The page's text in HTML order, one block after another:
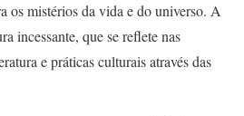
os mistérios da vida e do universo. A
incessante, que se reflete nas
e práticas culturais através das